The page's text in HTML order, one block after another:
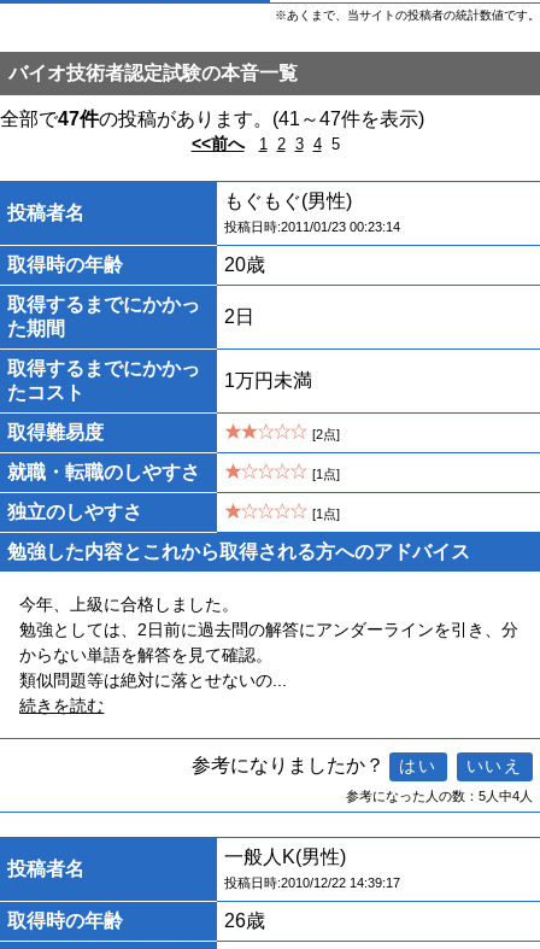
※あくまで、当サイトの投稿者の統計数値です。
バイオ技術者認定試験の本音一覧
全部で47件の投稿があります。(41～47件を表示)
<<前へ 1 2 3 45
投稿者名
もぐもぐ(男性)
投稿日時:2011/01/23 00:23:14
取得時の年齢
20歳
取得するまでにかかっ
た期間
2日
取得するまでにかかっ
たコスト
1万円未満
取得難易度 [2点]
就職・転職のしやすさ [1点]
独立のしやすさ [1点]
勉強した内容とこれから取得される方へのアドバイス
今年、上級に合格しました。
勉強としては、2日前に過去問の解答にアンダーラインを引き、分
からない単語を解答を見て確認。
類似問題等は絶対に落とせないの
続きを読む
参考になりましたか？
参考になった人の数：5人中4人
投稿者名
一般人K(男性)
投稿日時:2010/12/22 14:39:17
取得時の年齢
26歳